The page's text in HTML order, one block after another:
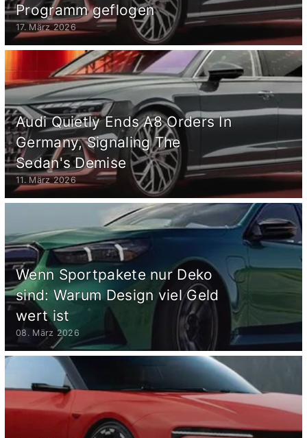
Programm geflogen
17. März 2026
Audi Quietly Ends A8 Orders In
Germany, Signaling The
Sedan's Demise
11. März 2026
Wenn Sportpakete nur Deko
sind: Warum Design viel Geld
wert ist
08. März 2026